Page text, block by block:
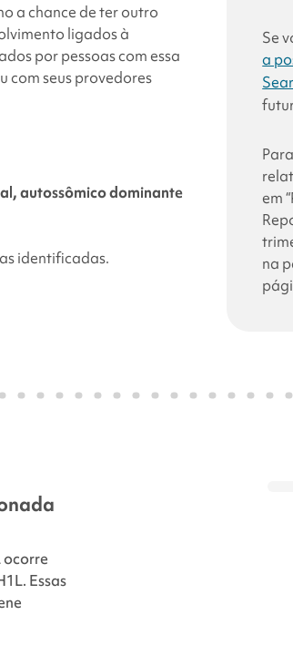
a chance de ter outro
ligados à
por pessoas com essa
com seus provedores
autossômico dominante
identificadas.
Se
a
em
na
ocorre
. Essas